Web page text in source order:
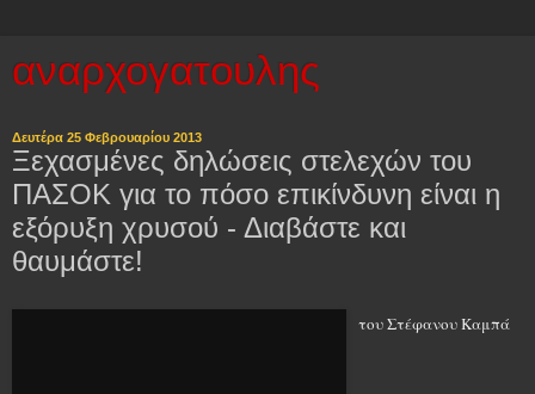
αναρχογατουλης
Δευτέρα 25 Φεβρουαρίου 2013
Ξεχασμένες δηλώσεις στελεχών του
ΠΑΣΟΚ για το πόσο επικίνδυνη είναι η
εξόρυξη χρυσού - Διαβάστε και
θαυμάστε!
του Στέφανου Καμπά